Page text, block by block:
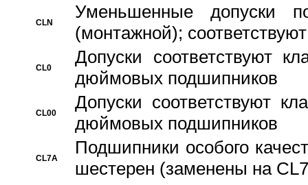
CLN
Уменьшенные
(монтажной);
CL0
Допуски соответствуют
дюймовых подшипников
CL00
Допуски соответствуют
дюймовых подшипников
CL7A
Подшипники особого
шестерен (заменены на